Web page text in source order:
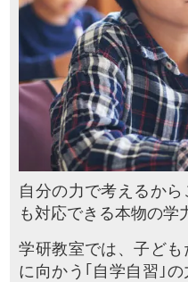
自分の力で考えるか
も対応できる本物の学
学研教室では、子ど
に向かう｢自学自習｣